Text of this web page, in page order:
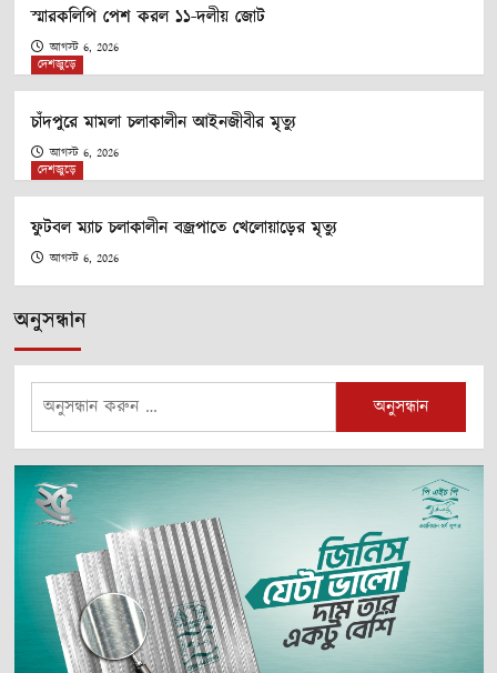
স্মারকলিপি পেশ করল ১১-দলীয় জোট
আগস্ট 6, 2026
দেশজুড়ে
চাঁদপুরে মামলা চলাকালীন আইনজীবীর মৃত্যু
আগস্ট 6, 2026
দেশজুড়ে
ফুটবল ম্যাচ চলাকালীন বজ্রপাতে খেলোয়াড়ের মৃত্যু
আগস্ট 6, 2026
অনুসন্ধান
অনুসন্ধানঃ